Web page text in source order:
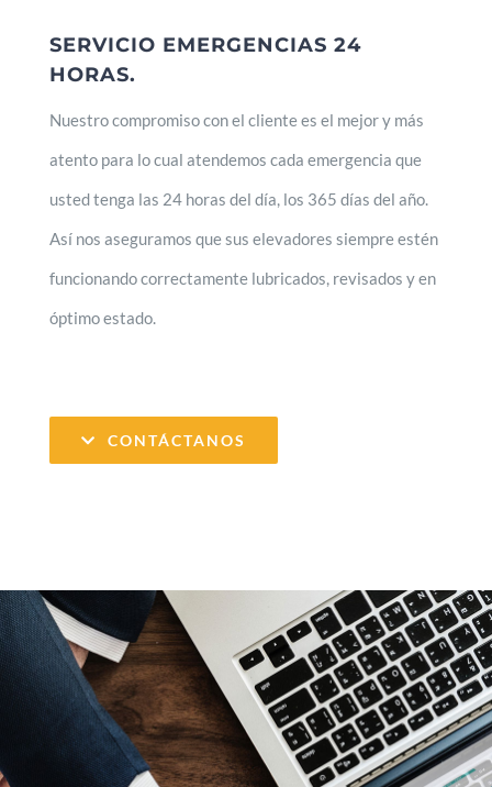
SERVICIO EMERGENCIAS 24
HORAS.
Nuestro compromiso con el cliente es el mejor y más
atento para lo cual atendemos cada emergencia que
usted tenga las 24 horas del día, los 365 días del año.
Así nos aseguramos que sus elevadores siempre estén
funcionando correctamente lubricados, revisados y en
óptimo estado.
CONTÁCTANOS